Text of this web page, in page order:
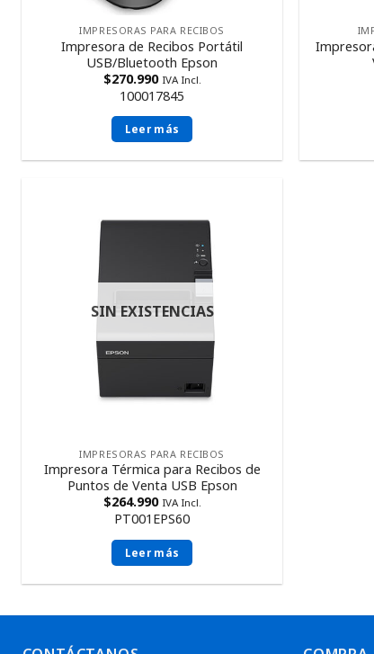
IMPRESORAS PARA RECIBOS
Impresora de Recibos Portátil
USB/Bluetooth Epson
$270.990 IVA Incl.
100017845
Leer más
SIN EXISTENCIAS
IMPRESORAS PARA RECIBOS
Impresora Térmica para Recibos de
Puntos de Venta USB Epson
$264.990 IVA Incl.
PT001EPS60
Leer más